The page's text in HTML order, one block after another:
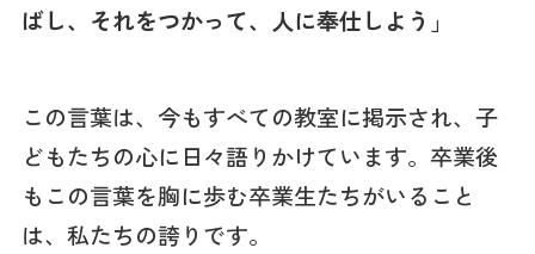
ばし、それをつかって、人に奉仕しよう」
この言葉は、今もすべての教室に掲示され、子
どもたちの心に日々語りかけています。卒業後
もこの言葉を胸に歩む卒業生たちがいること
は、私たちの誇りです。